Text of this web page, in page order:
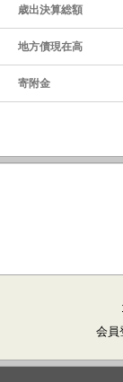
歳出決算総額
地方債現在高
寄附金
会員